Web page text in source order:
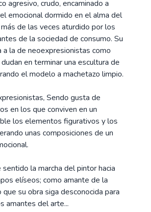
agresivo, crudo, encaminado a
emocional dormido en el alma del
de las veces aturdido por los
de la sociedad de consumo. Su
a la de neoexpresionistas como
en terminar una escultura de
el modelo a machetazo limpio.
Sendo gusta de
en los que conviven en un
los elementos figurativos y los
unas composiciones de un
sentido la marcha del pintor hacia
elíseos; como amante de la
su obra siga desconocida para
amantes del arte...